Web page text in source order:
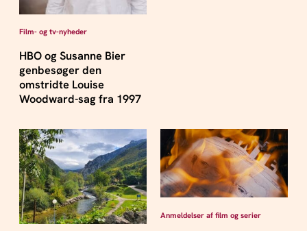
Film- og tv-nyheder
HBO og Susanne Bier
genbesøger den
omstridte Louise
Woodward-sag fra 1997
Anmeldelser af film og serier